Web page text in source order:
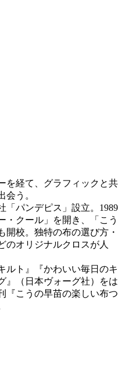
を経て、グラフィックと共
会う。
「パンデピス」設立。1989
・クール」を開き、「こう
開校。独特の布の選び方・
のオリジナルクロスが人
ルト』『かわいい毎日のキ
』（日本ヴォーグ社）をは
『こうの早苗の楽しい布つ